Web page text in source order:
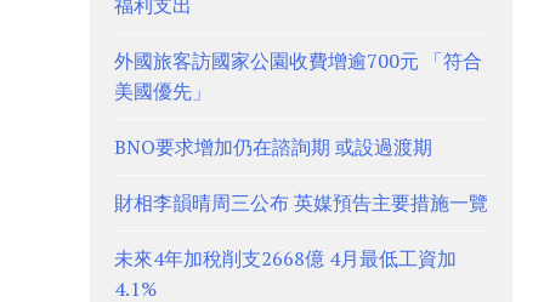
外國旅客訪國家公園收費增逾700元 「符合
美國優先」
BNO要求增加仍在諮詢期 或設過渡期
財相李韻晴周三公布 英媒預告主要措施一覽
未來4年加稅削支2668億 4月最低工資加
4.1%